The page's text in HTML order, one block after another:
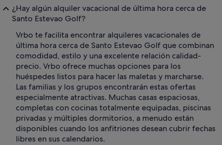
¿Hay algún alquiler vacacional de última hora cerca de
Santo Estevao Golf?
Vrbo te facilita encontrar alquileres vacacionales de
última hora cerca de Santo Estevao Golf que combinan
comodidad, estilo y una excelente relación calidad-
precio. Vrbo ofrece muchas opciones para los
huéspedes listos para hacer las maletas y marcharse.
Las familias y los grupos encontrarán estas ofertas
especialmente atractivas. Muchas casas espaciosas,
completas con cocinas totalmente equipadas, piscinas
privadas y múltiples dormitorios, a menudo están
disponibles cuando los anfitriones desean cubrir fechas
libres en sus calendarios.